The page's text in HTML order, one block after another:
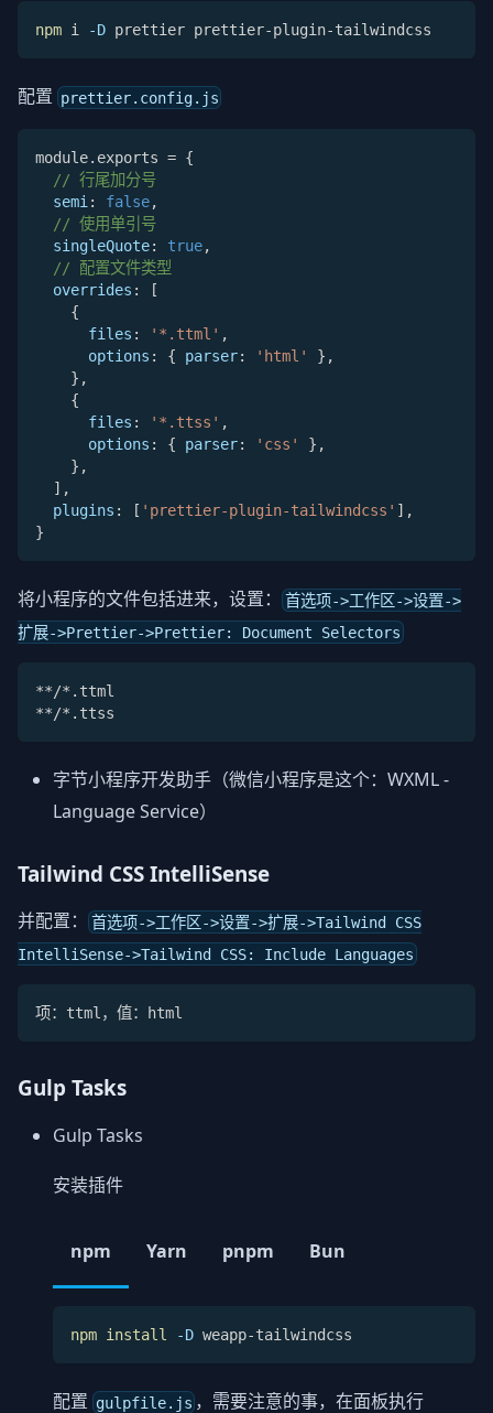
npm i -D prettier prettier-plugin-tailwindcss
配置 prettier.config.js
module. exports = {
// 行尾加分号
semi : false,
// 使用单引号
singleQuote: true,
// 配置文件类型
overrides :
[
{
files : '*.ttml' ,
options : { parser: 'html' } ,
} ,
{
files : '*.ttss' ,
options : { parser: 'css' } ,
} ,
] ,
plugins : [ 'prettier-plugin-tailwindcss' ] ,
}
将小程序的文件包括进来，设置：
首选项->工作区->设置->
扩展->Prettier->Prettier: Document Selectors
**/*.ttml
**/*.ttss
字节小程序开发助手（微信小程序是这个：WXML -
Language Service）
Tailwind CSS IntelliSense
并配置：
首选项->工作区->设置->扩展->Tailwind CSS
IntelliSense->Tailwind CSS: Include Languages
项：ttml，值：html
Gulp Tasks
Gulp Tasks
安装插件
npm Yarn pnpm Bun
npm install -D weapp-tailwindcss
配置 gulpfile.js ，需要注意的事，在面板执行